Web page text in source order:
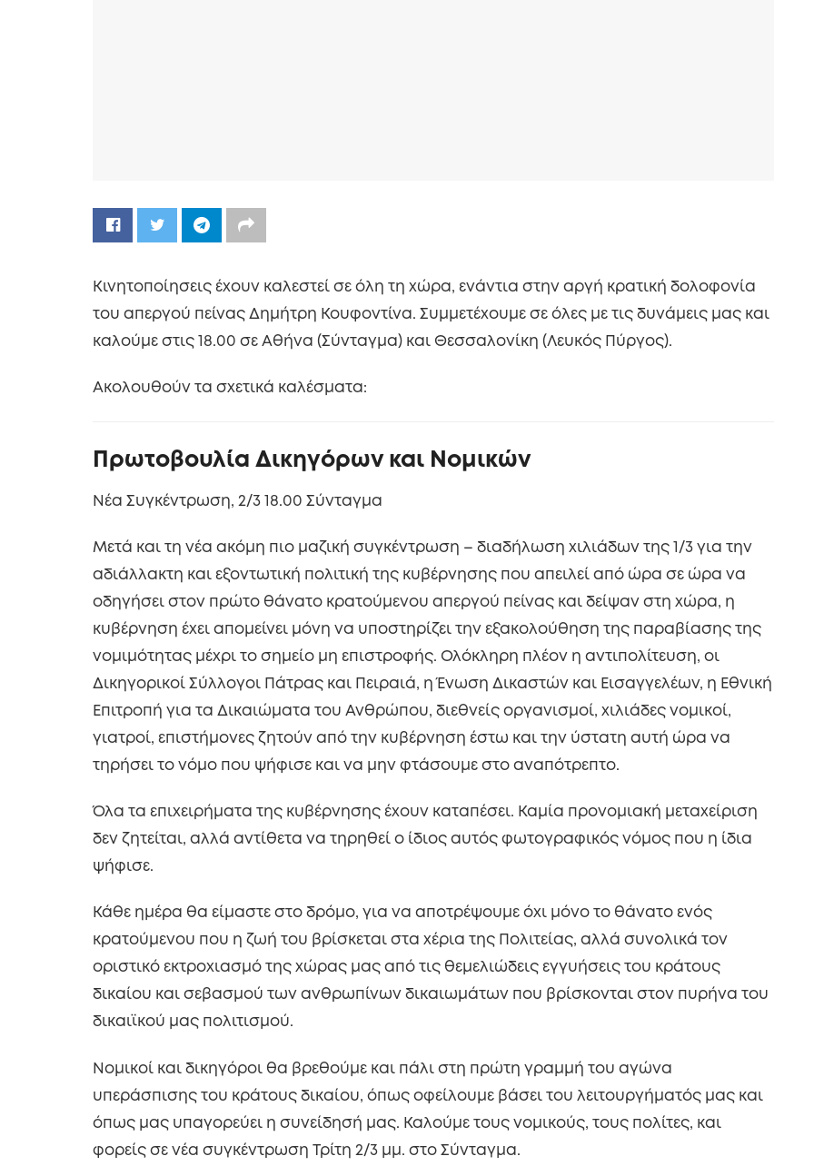
Κινητοποίησεις έχουν καλεστεί σε όλη τη χώρα, ενάντια στην αργή κρατική δολοφονία
του απεργού πείνας Δημήτρη Κουφοντίνα. Συμμετέχουμε σε όλες με τις δυνάμεις μας και
καλούμε στις 18.00 σε Αθήνα (Σύνταγμα) και Θεσσαλονίκη (Λευκός Πύργος).
Ακολουθούν τα σχετικά καλέσματα:
Πρωτοβουλία Δικηγόρων και Νομικών
Νέα Συγκέντρωση, 2/3 18.00 Σύνταγμα
Μετά και τη νέα ακόμη πιο μαζική συγκέντρωση – διαδήλωση χιλιάδων της 1/3 για την
αδιάλλακτη και εξοντωτική πολιτική της κυβέρνησης που απειλεί από ώρα σε ώρα να
οδηγήσει στον πρώτο θάνατο κρατούμενου απεργού πείνας και δείψαν στη χώρα, η
κυβέρνηση έχει απομείνει μόνη να υποστηρίζει την εξακολούθηση της παραβίασης της
νομιμότητας μέχρι το σημείο μη επιστροφής. Ολόκληρη πλέον η αντιπολίτευση, οι
Δικηγορικοί Σύλλογοι Πάτρας και Πειραιά, η Ένωση Δικαστών και Εισαγγελέων, η Εθνική
Επιτροπή για τα Δικαιώματα του Ανθρώπου, διεθνείς οργανισμοί, χιλιάδες νομικοί,
γιατροί, επιστήμονες ζητούν από την κυβέρνηση έστω και την ύστατη αυτή ώρα να
τηρήσει το νόμο που ψήφισε και να μην φτάσουμε στο αναπότρεπτο.
Όλα τα επιχειρήματα της κυβέρνησης έχουν καταπέσει. Καμία προνομιακή μεταχείριση
δεν ζητείται, αλλά αντίθετα να τηρηθεί ο ίδιος αυτός φωτογραφικός νόμος που η ίδια
ψήφισε.
Κάθε ημέρα θα είμαστε στο δρόμο, για να αποτρέψουμε όχι μόνο το θάνατο ενός
κρατούμενου που η ζωή του βρίσκεται στα χέρια της Πολιτείας, αλλά συνολικά τον
οριστικό εκτροχιασμό της χώρας μας από τις θεμελιώδεις εγγυήσεις του κράτους
δικαίου και σεβασμού των ανθρωπίνων δικαιωμάτων που βρίσκονται στον πυρήνα του
δικαιϊκού μας πολιτισμού.
Νομικοί και δικηγόροι θα βρεθούμε και πάλι στη πρώτη γραμμή του αγώνα
υπεράσπισης του κράτους δικαίου, όπως οφείλουμε βάσει του λειτουργήματός μας και
όπως μας υπαγορεύει η συνείδησή μας. Καλούμε τους νομικούς, τους πολίτες, και
φορείς σε νέα συγκέντρωση Τρίτη 2/3 μμ. στο Σύνταγμα.